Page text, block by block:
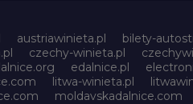
austriawinieta.pl bilety-
czechy-winieta.pl
edalnice.pl
litwa-winieta.pl
moldavskadalnice.com